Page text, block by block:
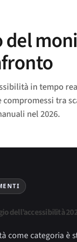
del
in tempo
tra
nel 2026.
dell’accessibilità
come categoria è